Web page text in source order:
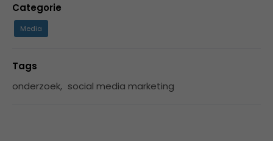
Categorie
Media
Tags
onderzoek, social media marketing